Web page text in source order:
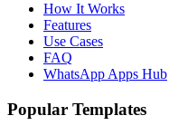
How It Works
Features
Use Cases
FAQ
WhatsApp Apps Hub
Popular Templates